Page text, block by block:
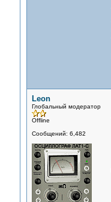
Leon
Глобальный модератор
Offline
Сообщений: 6,482